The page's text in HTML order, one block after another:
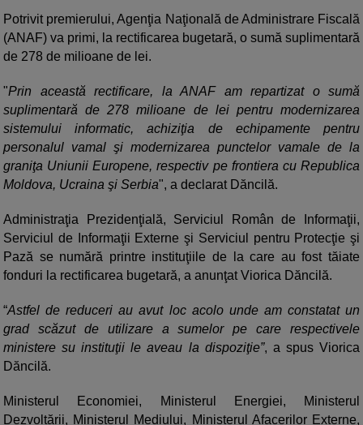
Potrivit premierului, Agenţia Naţională de Administrare Fiscală
(ANAF) va primi, la rectificarea bugetară, o sumă suplimentară
de 278 de milioane de lei.
"Prin această rectificare, la ANAF am repartizat o sumă
suplimentară de 278 milioane de lei pentru modernizarea
sistemului informatic, achiziţia de echipamente pentru
personalul vamal şi modernizarea punctelor vamale de la
graniţa Uniunii Europene, respectiv pe frontiera cu Republica
Moldova, Ucraina şi Serbia", a declarat Dăncilă.
Administraţia Prezidenţială, Serviciul Român de Informaţii,
Serviciul de Informaţii Externe şi Serviciul pentru Protecţie şi
Pază se numără printre instituţiile de la care au fost tăiate
fonduri la rectificarea bugetară, a anunţat Viorica Dăncilă.
“Astfel de reduceri au avut loc acolo unde am constatat un
grad scăzut de utilizare a sumelor pe care respectivele
ministere su instituţii le aveau la dispoziţie”, a spus Viorica
Dăncilă.
Ministerul Economiei, Ministerul Energiei, Ministerul
Dezvoltării, Ministerul Mediului, Ministerul Afacerilor Externe,